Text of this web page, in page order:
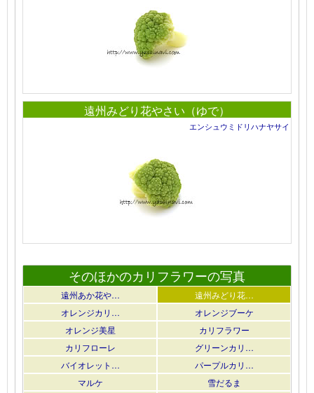
遠州みどり花やさい（ゆで）
エンシュウミドリハナヤサイ
そのほかのカリフラワーの写真
遠州あか花や…
遠州みどり花…
オレンジカリ…
オレンジブーケ
オレンジ美星
カリフラワー
カリフローレ
グリーンカリ…
バイオレット…
パープルカリ…
マルケ
雪だるま